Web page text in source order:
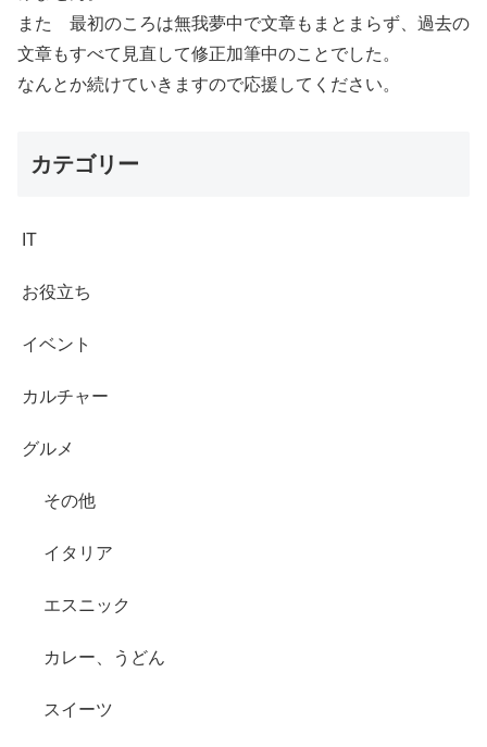
また 最初のころは無我夢中で文章もまとまらず、過去の
文章もすべて見直して修正加筆中のことでした。
なんとか続けていきますので応援してください。
カテゴリー
IT
お役立ち
イベント
カルチャー
グルメ
その他
イタリア
エスニック
カレー、うどん
スイーツ